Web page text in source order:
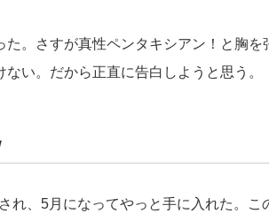
。さすが真性ペンタキシアン！と胸を
い。だから正直に告白しようと思う。
、5月になってやっと手に入れた。こ